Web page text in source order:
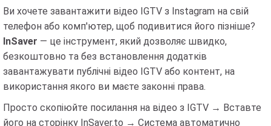
Ви хочете завантажити відео IGTV з Instagram на свій
телефон або комп'ютер, щоб подивитися його пізніше?
InSaver — це інструмент, який дозволяє швидко,
безкоштовно та без встановлення додатків
завантажувати публічні відео IGTV або контент, на
використання якого ви маєте законні права.
Просто скопіюйте посилання на відео з IGTV → Вставте
його на сторінку InSaver.to → Система автоматично